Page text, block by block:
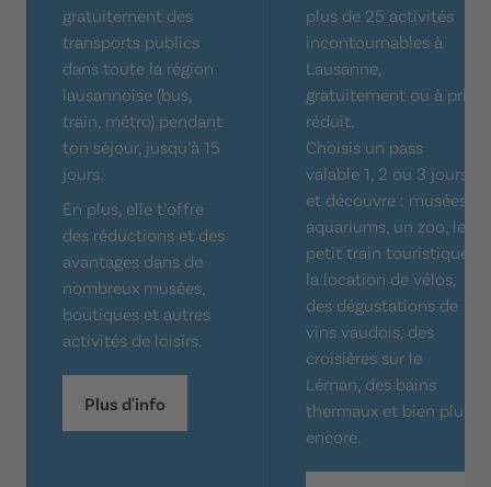
gratuitement des
transports publics
dans toute la région
lausannoise (bus,
train, métro) pendant
ton séjour, jusqu’à 15
jours.
En plus, elle t’offre
des réductions et des
avantages dans de
nombreux musées,
boutiques et autres
activités de loisirs.
Plus d'info
plus de 25 activités
incontournables à
Lausanne,
gratuitement ou à prix
réduit.
Choisis un pass
valable 1, 2 ou 3 jours
et découvre : musées,
aquariums, un zoo, le
petit train touristique,
la location de vélos,
des dégustations de
vins vaudois, des
croisières sur le
Léman, des bains
thermaux et bien plus
encore.